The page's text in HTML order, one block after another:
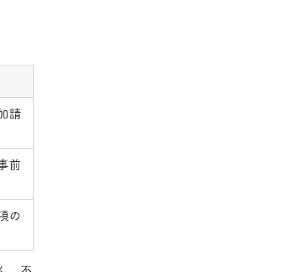
請
前
の